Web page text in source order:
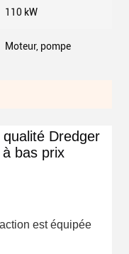
110 kW
Moteur, pompe
Dredger
bas prix
est équipée